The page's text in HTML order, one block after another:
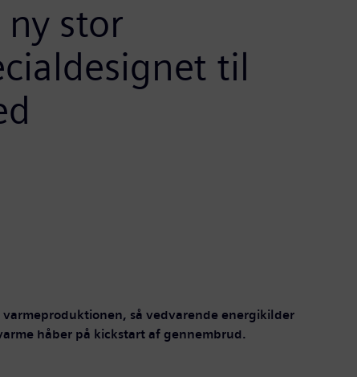
ny stor
til
så vedvarende energikilder
håber på kickstart af gennembrud.